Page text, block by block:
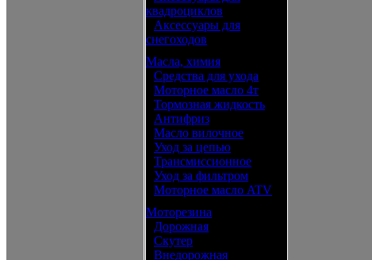
квадроциклов
Аксессуары для
снегоходов
Масла, химия
Средства для ухода
Моторное масло 4т
Тормозная жидкость
Антифриз
Масло вилочное
Уход за цепью
Трансмиссионное
Уход за фильтром
Моторное масло ATV
Моторезина
Дорожная
Скутер
Внедорожная